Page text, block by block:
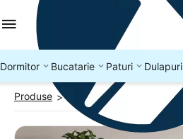
Dormitor Bucatarie Paturi Dulapuri
Produse > Birouri cu depozitare >